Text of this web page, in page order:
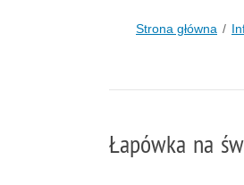
Strona główna
Łapówka na